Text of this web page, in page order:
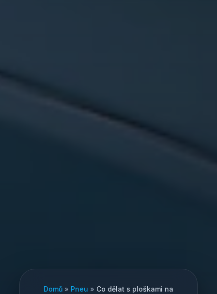
Domů » Pneu » Co dělat s ploškami na